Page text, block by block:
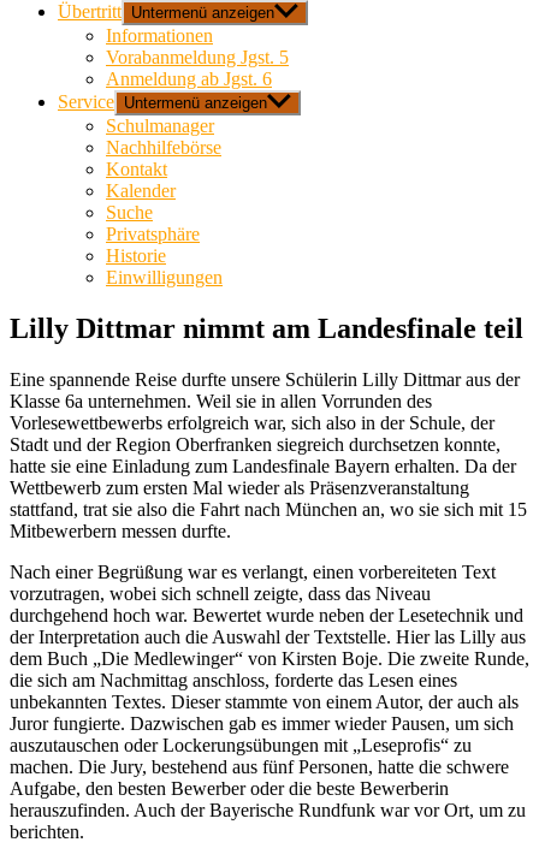
Übertritt Untermenü anzeigen
Informationen
Vorabanmeldung Jgst. 5
Anmeldung ab Jgst. 6
Service Untermenü anzeigen
Schulmanager
Nachhilfebörse
Kontakt
Kalender
Suche
Privatsphäre
Historie
Einwilligungen
Lilly Dittmar nimmt am Landesfinale teil
Eine spannende Reise durfte unsere Schülerin Lilly Dittmar aus der
Klasse 6a unternehmen. Weil sie in allen Vorrunden des
Vorlesewettbewerbs erfolgreich war, sich also in der Schule, der
Stadt und der Region Oberfranken siegreich durchsetzen konnte,
hatte sie eine Einladung zum Landesfinale Bayern erhalten. Da der
Wettbewerb zum ersten Mal wieder als Präsenzveranstaltung
stattfand, trat sie also die Fahrt nach München an, wo sie sich mit 15
Mitbewerbern messen durfte.
Nach einer Begrüßung war es verlangt, einen vorbereiteten Text
vorzutragen, wobei sich schnell zeigte, dass das Niveau
durchgehend hoch war. Bewertet wurde neben der Lesetechnik und
der Interpretation auch die Auswahl der Textstelle. Hier las Lilly aus
dem Buch „Die Medlewinger“ von Kirsten Boje. Die zweite Runde,
die sich am Nachmittag anschloss, forderte das Lesen eines
unbekannten Textes. Dieser stammte von einem Autor, der auch als
Juror fungierte. Dazwischen gab es immer wieder Pausen, um sich
auszutauschen oder Lockerungsübungen mit „Leseprofis“ zu
machen. Die Jury, bestehend aus fünf Personen, hatte die schwere
Aufgabe, den besten Bewerber oder die beste Bewerberin
herauszufinden. Auch der Bayerische Rundfunk war vor Ort, um zu
berichten.